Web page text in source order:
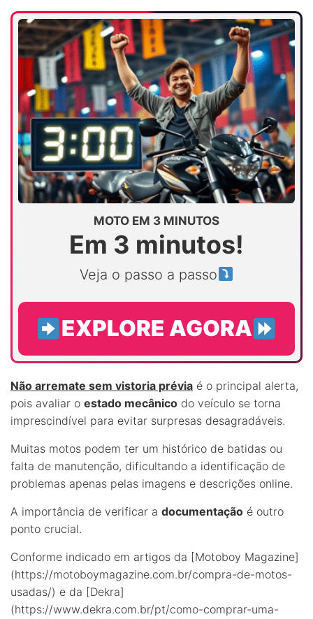
MOTO EM 3 MINUTOS
Em 3 minutos!
Veja o passo a passo
EXPLORE AGORA
Não arremate sem vistoria prévia é o principal alerta,
pois avaliar o estado mecânico do veículo se torna
imprescindível para evitar surpresas desagradáveis.
Muitas motos podem ter um histórico de batidas ou
falta de manutenção, dificultando a identificação de
problemas apenas pelas imagens e descrições online.
A importância de verificar a documentação é outro
ponto crucial.
Conforme indicado em artigos da [Motoboy Magazine]
(https://motoboymagazine.com.br/compra-de-motos-
usadas/) e da [Dekra]
(https://www.dekra.com.br/pt/como-comprar-uma-